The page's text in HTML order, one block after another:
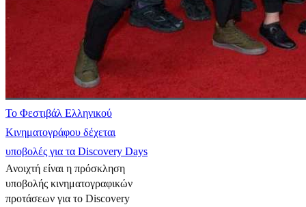
Το Φεστιβάλ Ελληνικού
Κινηματογράφου δέχεται
υποβολές για τα Discovery Days
Ανοιχτή είναι η πρόσκληση
υποβολής κινηματογραφικών
προτάσεων για το Discovery